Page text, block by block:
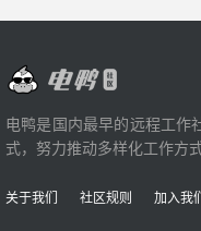
电鸭是国内最早的远程工作
式，努力推动多样化工作方
关于我们 社区规则 加入我们